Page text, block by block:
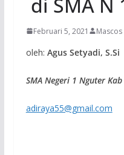
Februari 5, 2021 Mascos
oleh: Agus Setyadi, S.Si
SMA Negeri 1 Nguter
adiraya55@gmail.com